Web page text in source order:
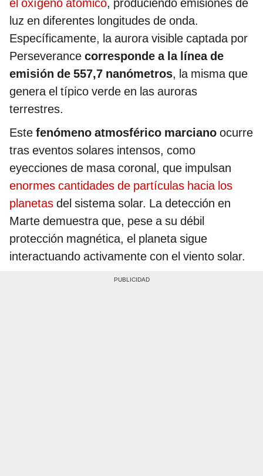
el oxígeno atómico, produciendo emisiones de
luz en diferentes longitudes de onda.
Específicamente, la aurora visible captada por
Perseverance corresponde a la línea de
emisión de 557,7 nanómetros, la misma que
genera el típico verde en las auroras
terrestres.
Este fenómeno atmosférico marciano ocurre
tras eventos solares intensos, como
eyecciones de masa coronal, que impulsan
enormes cantidades de partículas hacia los
planetas del sistema solar. La detección en
Marte demuestra que, pese a su débil
protección magnética, el planeta sigue
interactuando activamente con el viento solar.